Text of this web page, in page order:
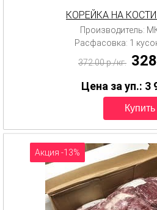
КОРЕЙКА НА
Производитель:
Расфасовка: 1
372.00p./кг.
Цена за уп.: 3
Акция -13%